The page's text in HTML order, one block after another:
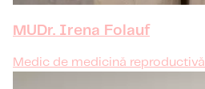
MUDr. Irena Folauf
Medic de medicină reproductivă